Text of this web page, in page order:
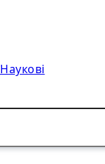
Наукові